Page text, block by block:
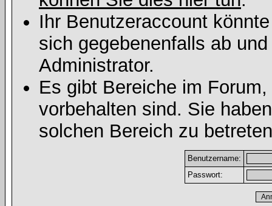
Ihr Benutzeraccount
sich gegebenenfalls ab
Administrator.
Es gibt Bereiche im
vorbehalten sind. Sie
solchen Bereich zu
Benutzername:
Passwort: